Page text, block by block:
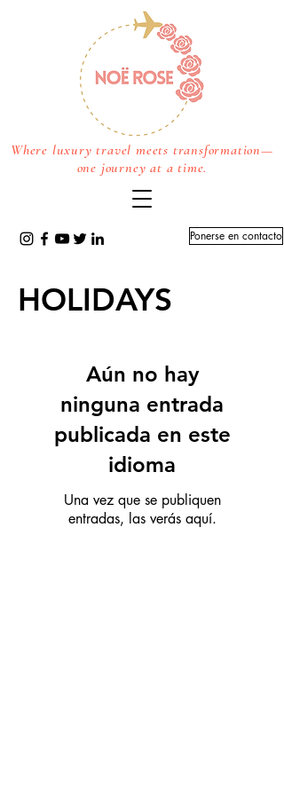
Where luxury travel meets transformation—
one journey at a time.
Ponerse en contacto
HOLIDAYS
Aún no hay
ninguna entrada
publicada en este
idioma
Una vez que se publiquen
entradas, las verás aquí.